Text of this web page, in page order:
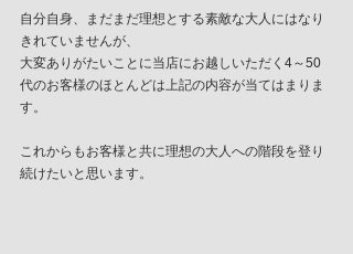
自分自身、まだまだ理想とする素敵な大人にはなり
きれていませんが、
大変ありがたいことに当店にお越しいただく4～50
代のお客様のほとんどは上記の内容が当てはまりま
す。
これからもお客様と共に理想の大人への階段を登り
続けたいと思います。